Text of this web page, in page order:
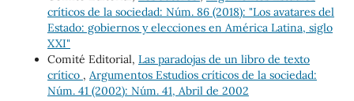
críticos de la sociedad: Núm. 86 (2018): "Los avatares del
Estado: gobiernos y elecciones en América Latina, siglo
XXI"
Comité Editorial, Las paradojas de un libro de texto
crítico , Argumentos Estudios críticos de la sociedad:
Núm. 41 (2002): Núm. 41, Abril de 2002